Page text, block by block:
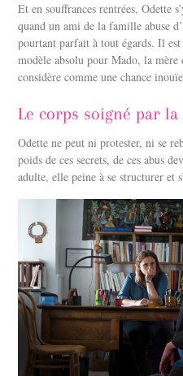
Et en souffrances rentrées, Odette
quand un ami de la famille abuse
pourtant parfait à tout égards. Il
modèle absolu pour Mado, la mère
considère comme une chance
Le corps soigné par la
Odette ne peut ni protester, ni se
poids de ces secrets, de ces abus
adulte, elle peine à se structurer et